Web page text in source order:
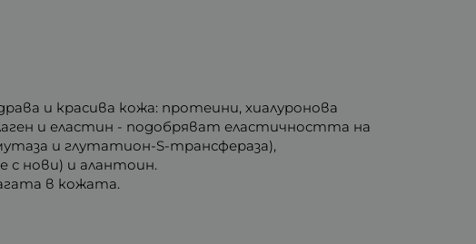
и красива кожа: протеини, хиалуронова
и еластин - подобряват еластичността на
и глутатион-S-трансфераза),
с нови) и алантоин.
в кожата.